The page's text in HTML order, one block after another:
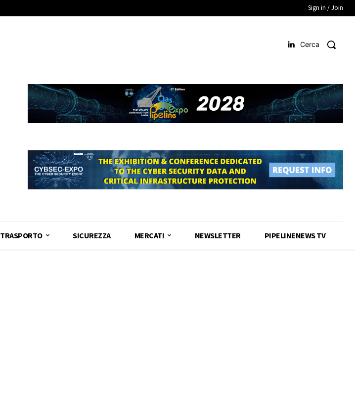
Sign in / Join
Cerca
TRASPORTO SICUREZZA MERCATI NEWSLETTER PIPELINENEWS TV